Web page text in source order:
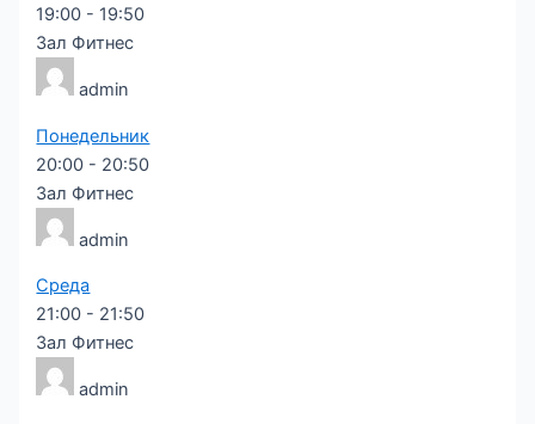
19:00 - 19:50
Зал Фитнес
admin
Понедельник
20:00 - 20:50
Зал Фитнес
admin
Среда
21:00 - 21:50
Зал Фитнес
admin